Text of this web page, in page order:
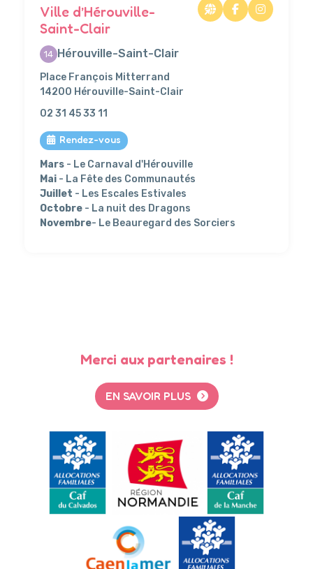
Ville d’Hérouville-
Saint-Clair
14 Hérouville-Saint-Clair
Place François Mitterrand
14200 Hérouville-Saint-Clair
02 31 45 33 11
Rendez-vous
Mars - Le Carnaval d'Hérouville
Mai - La Fête des Communautés
Juillet - Les Escales Estivales
Octobre - La nuit des Dragons
Novembre- Le Beauregard des Sorciers
Merci aux partenaires !
EN SAVOIR PLUS